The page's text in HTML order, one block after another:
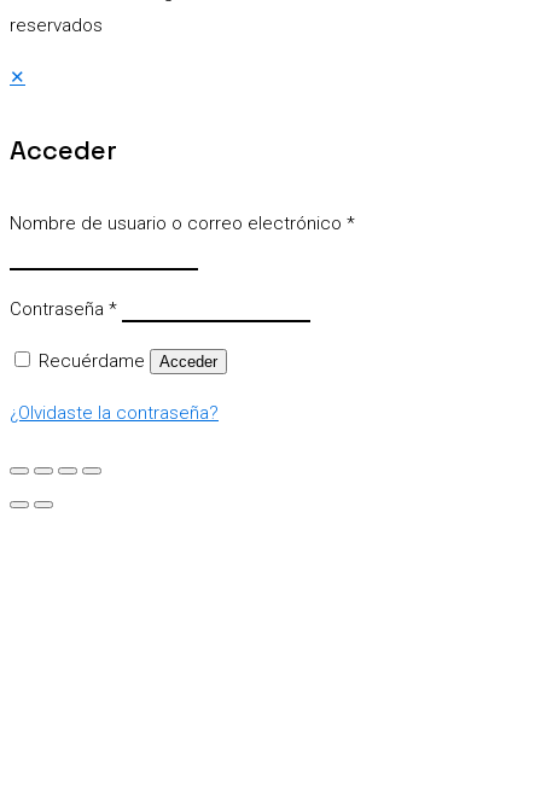
reservados
✕
Acceder
Nombre de usuario o correo electrónico *
Contraseña *
Recuérdame Acceder
¿Olvidaste la contraseña?